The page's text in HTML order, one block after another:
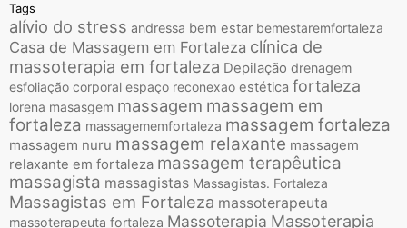
Tags
alívio do stress andressa bem estar bemestaremfortaleza
Casa de Massagem em Fortaleza clínica de
massoterapia em fortaleza Depilação drenagem
esfoliação corporal espaço reconexao estética fortaleza
lorena masasgem massagem massagem em
fortaleza massagememfortaleza massagem fortaleza
massagem nuru massagem relaxante massagem
relaxante em fortaleza massagem terapêutica
massagista massagistas Massagistas. Fortaleza
Massagistas em Fortaleza massoterapeuta
massoterapeuta fortaleza Massoterapia Massoterapia